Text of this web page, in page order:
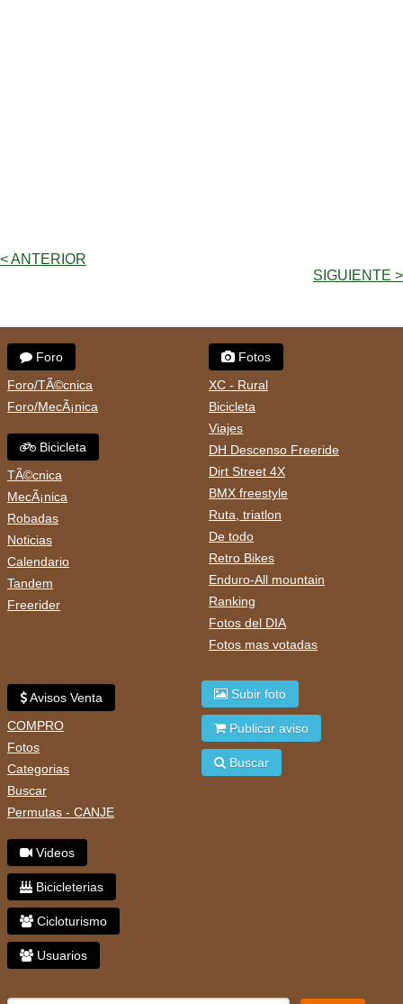
< ANTERIOR
SIGUIENTE >
Foro
Foro/TÃ©cnica
Foro/MecÃ¡nica
Bicicleta
TÃ©cnica
MecÃ¡nica
Robadas
Noticias
Calendario
Tandem
Freerider
Fotos
XC - Rural
Bicicleta
Viajes
DH Descenso Freeride
Dirt Street 4X
BMX freestyle
Ruta, triatlon
De todo
Retro Bikes
Enduro-All mountain
Ranking
Fotos del DIA
Fotos mas votadas
Avisos Venta
COMPRO
Fotos
Categorias
Buscar
Permutas - CANJE
Videos
Bicicleterias
Cicloturismo
Usuarios
Subir foto
Publicar aviso
Buscar